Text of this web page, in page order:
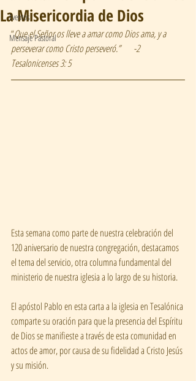
Eventos
Mensaje Pastoral
La Misericordia de Dios
“Que el Señor os lleve a amar como Dios ama, y a
perseverar como Cristo perseveró.”  	-2
Tesalonicenses 3: 5
Esta semana como parte de nuestra celebración del
120 aniversario de nuestra congregación, destacamos
el tema del servicio, otra columna fundamental del
ministerio de nuestra iglesia a lo largo de su historia.
El apóstol Pablo en esta carta a la iglesia en Tesalónica
comparte su oración para que la presencia del Espíritu
de Dios se manifieste a través de esta comunidad en
actos de amor, por causa de su fidelidad a Cristo Jesús
y su misión.